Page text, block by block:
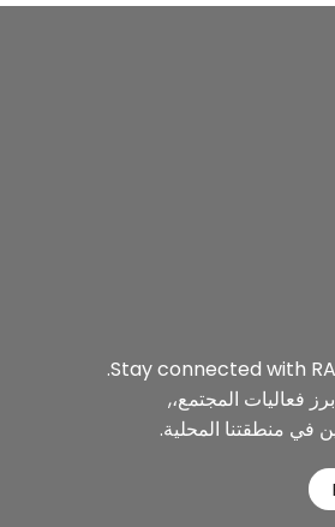
Stay connected with
فعاليات المجتمع،,
في منطقتنا المحلية.